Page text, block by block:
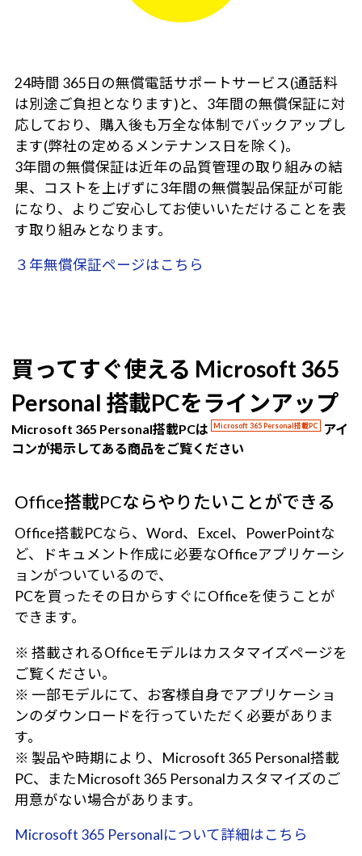
24時間 365日の無償電話サポートサービス(通話料
は別途ご負担となります)と、3年間の無償保証に対
応しており、購入後も万全な体制でバックアップし
ます(弊社の定めるメンテナンス日を除く)。
3年間の無償保証は近年の品質管理の取り組みの結
果、コストを上げずに3年間の無償製品保証が可能
になり、よりご安心してお使いいただけることを表
す取り組みとなります。
３年無償保証ページはこちら
買ってすぐ使える Microsoft 365
Personal 搭載PCをラインアップ
Microsoft 365 Personal搭載PCは Microsoft 365 Personal搭載PC
アイ
コンが掲示してある商品をご覧ください
Office搭載PCならやりたいことができる
Office搭載PCなら、Word、Excel、PowerPointな
ど、ドキュメント作成に必要なOfficeアプリケーシ
ョンがついているので、
PCを買ったその日からすぐにOfficeを使うことが
できます。
※ 搭載されるOfficeモデルはカスタマイズページを
ご覧ください。
※ 一部モデルにて、お客様自身でアプリケーショ
ンのダウンロードを行っていただく必要がありま
す。
※ 製品や時期により、Microsoft 365 Personal搭載
PC、またMicrosoft 365 Personalカスタマイズのご
用意がない場合があります。
Microsoft 365 Personalについて詳細はこちら